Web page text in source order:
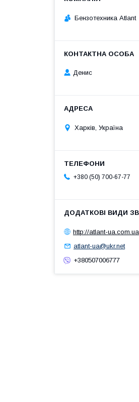
Бензотехника Atlant
Денис
Харків, Україна
+380 (50) 700-67-77
http://atlant-ua.com.ua
atlant-ua@ukr.net
+380507006777